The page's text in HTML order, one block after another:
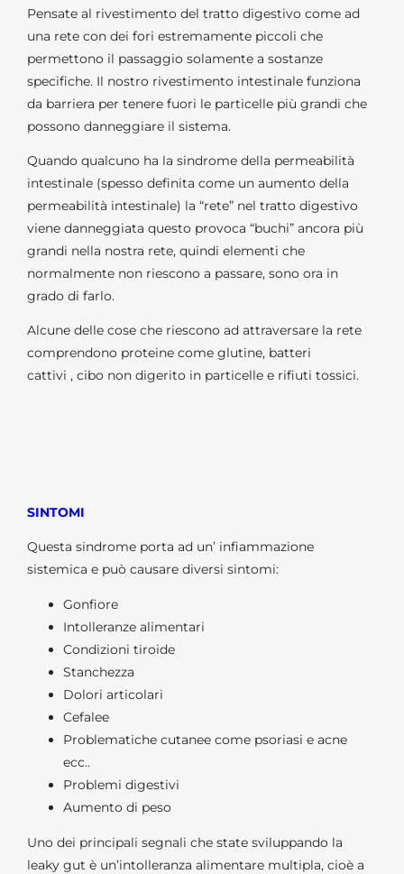
Pensate al rivestimento del tratto digestivo come ad
una rete con dei fori estremamente piccoli che
permettono il passaggio solamente a sostanze
specifiche. Il nostro rivestimento intestinale funziona
da barriera per tenere fuori le particelle più grandi che
possono danneggiare il sistema.
Quando qualcuno ha la sindrome della permeabilità
intestinale (spesso definita come un aumento della
permeabilità intestinale) la “rete” nel tratto digestivo
viene danneggiata questo provoca “buchi” ancora più
grandi nella nostra rete, quindi elementi che
normalmente non riescono a passare, sono ora in
grado di farlo.
Alcune delle cose che riescono ad attraversare la rete
comprendono proteine come glutine, batteri
cattivi , cibo non digerito in particelle e rifiuti tossici.
SINTOMI
Questa sindrome porta ad un’ infiammazione
sistemica e può causare diversi sintomi:
Gonfiore
Intolleranze alimentari
Condizioni tiroide
Stanchezza
Dolori articolari
Cefalee
Problematiche cutanee come psoriasi e acne
ecc..
Problemi digestivi
Aumento di peso
Uno dei principali segnali che state sviluppando la
leaky gut è un’intolleranza alimentare multipla, cioè a